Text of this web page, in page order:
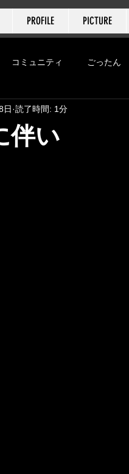
福居
PROFILE PICTURE
コミュニティ ごったん
スティバル
伴い
日 読了時間: 1分